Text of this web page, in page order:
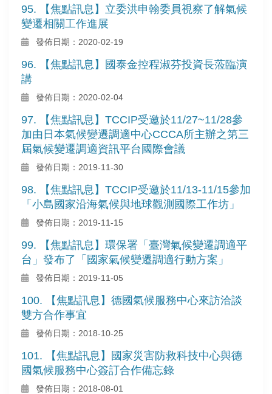
95. 【焦點訊息】立委洪申翰委員視察了解氣候
變遷相關工作進展
發佈日期：2020-02-19
96. 【焦點訊息】國泰金控程淑芬投資長蒞臨演
講
發佈日期：2020-02-04
97. 【焦點訊息】TCCIP受邀於11/27~11/28參
加由日本氣候變遷調適中心CCCA所主辦之第三
屆氣候變遷調適資訊平台國際會議
發佈日期：2019-11-30
98. 【焦點訊息】TCCIP受邀於11/13-11/15參加
「小島國家沿海氣候與地球觀測國際工作坊」
發佈日期：2019-11-15
99. 【焦點訊息】環保署「臺灣氣候變遷調適平
台」發布了「國家氣候變遷調適行動方案」
發佈日期：2019-11-05
100. 【焦點訊息】德國氣候服務中心來訪洽談
雙方合作事宜
發佈日期：2018-10-25
101. 【焦點訊息】國家災害防救科技中心與德
國氣候服務中心簽訂合作備忘錄
發佈日期：2018-08-01